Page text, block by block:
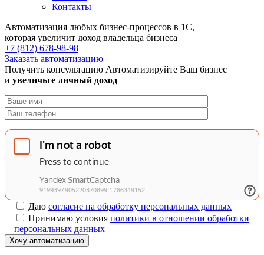
Контакты
Автоматизация любых бизнес-процессов в 1С,
которая увеличит доход владельца бизнеса
+7 (812) 678-98-98
Заказать автоматизацию
Получить консультацию Автоматизируйте Ваш бизнес
и увеличьте личный доход
Даю согласие на обработку персональных данных
Принимаю условия политики в отношении обработки
персональных данных
Хочу автоматизацию